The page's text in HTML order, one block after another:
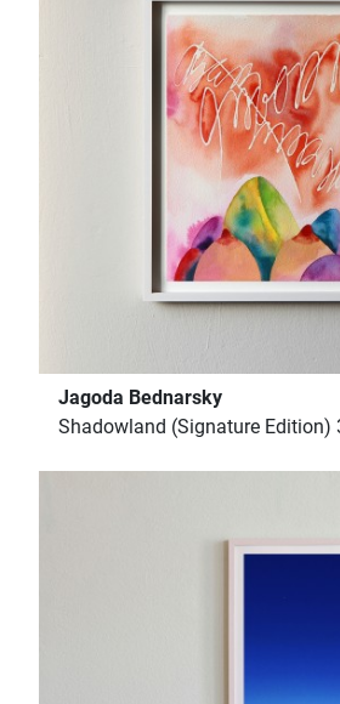
Jagoda Bednarsky
Shadowland (Signature Edition)